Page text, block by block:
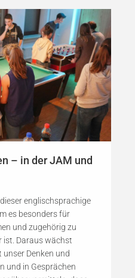
– in der JAM und
englischsprachige
es besonders für
und zugehörig zu
ist. Daraus wächst
Denken und
und in Gesprächen